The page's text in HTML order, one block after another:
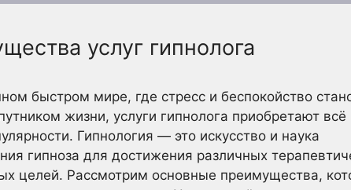
услуг гипнолога
быстром мире, где стресс и беспокойство
жизни, услуги гипнолога приобретают всё
Гипнология — это искусство и наука
гипноза для достижения различных
целей. Рассмотрим основные преимущества,